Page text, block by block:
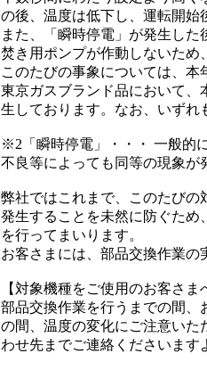
の後、温度は低下し、運転開始
また、「瞬時停電」が発生し
焚き用ポンプが作動しないため
このたびの事象については、
東京ガスブランド品において、
生しております。なお、いずれ
※2「瞬時停電」・・・ 一般的
不良等によっても同等の現象が
弊社ではこれまで、このたびの
発生することを未然に防ぐため
を行ってまいります。
お客さまには、部品交換作業の
【対象機種をご使用のお客さま
部品交換作業を行うまでの間、
の間、温度の変化にご注意いた
わせ先までご連絡くださいます